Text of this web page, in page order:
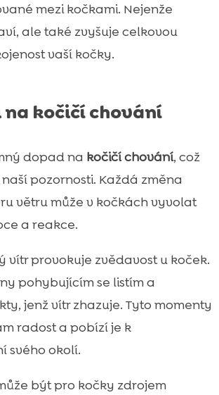
mezi kočkami. Nejenže
ale také zvyšuje celkovou
vaší kočky.
kočičí chování
dopad na kočičí chování, což
pozornosti. Každá změna
větru může v kočkách vyvolat
a reakce.
vítr provokuje zvědavost u koček.
pohybujícím se listím a
jenž vítr zhazuje. Tyto momenty
radost a pobízí je k
svého okolí.
být pro kočky zdrojem